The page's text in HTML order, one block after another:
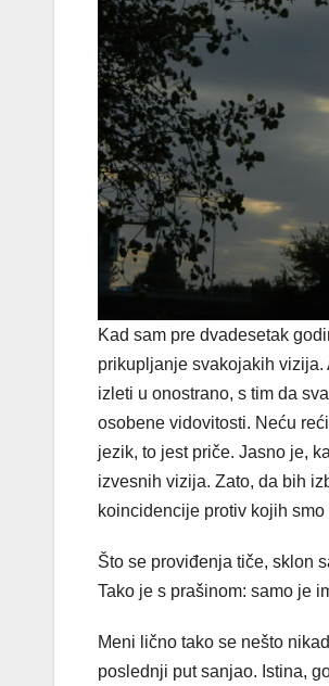
Kad sam pre dvadesetak
prikupljanje svakojakih vizija.
izleti u onostrano, s tim da
osobene vidovitosti. Neću
jezik, to jest priče. Jasno je,
izvesnih vizija. Zato, da bih
koincidencije protiv kojih
Što se proviđenja tiče, sklon
Tako je s prašinom: samo je
Meni lično tako se nešto
poslednji put sanjao. Istina,